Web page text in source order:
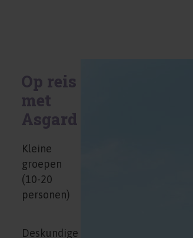
Op reis
met
Asgard
Kleine
groepen
(10-20
personen)
Deskundige